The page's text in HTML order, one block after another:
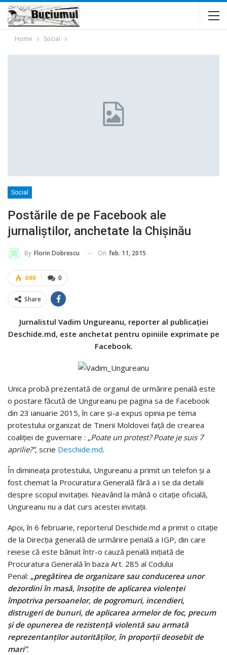
Home Social
Social
Postările de pe Facebook ale
jurnaliștilor, anchetate la Chișinău
By Florin Dobrescu On feb. 11, 2015
0
690
Share
Jurnalistul Vadim Ungureanu, reporter al publicației
Deschide.md, este anchetat pentru opiniile exprimate pe
Facebook.
Unica probă prezentată de organul de urmărire penală este
o postare făcută de Ungureanu pe pagina sa de Facebook
din 23 ianuarie 2015, în care și-a expus opinia pe tema
protestului organizat de Tinerii Moldovei față de crearea
coaliției de guvernare : „Poate un protest? Poate je suis 7
aprilie?”, scrie Deschide.md.
În dimineața protestului, Ungureanu a primit un telefon și a
fost chemat la Procuratura Generală fără a i se da detalii
despre scopul invitației. Neavând la mână o citație oficială,
Ungureanu nu a dat curs acestei invitații.
Apoi, în 6 februarie, reporterul Deschide.md a primit o citație
de la Direcția generală de urmărire penală a IGP, din care
reiese că este bănuit într-o cauză penală inițiată de
Procuratura Generală în baza Art. 285 al Codului
Penal: „pregătirea de organizare sau conducerea unor
dezordini în masă, însoțite de aplicarea violenței
împotriva persoanelor, de pogromuri, incendieri,
distrugeri de bunuri, de aplicarea armelor de foc, precum
și de opunerea de rezistență violentă sau armată
reprezentanților autorităților, în proporții deosebit de
mari”.